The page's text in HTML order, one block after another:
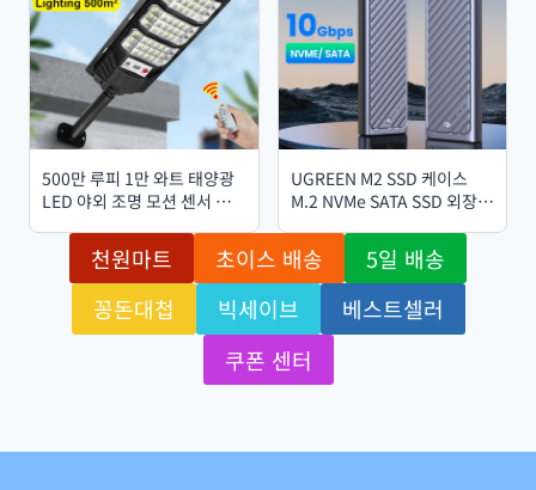
500만 루피 1만 와트 태양광
LED 야외 조명 모션 센서 초
(정원, 거리, 파티오용)
UGREEN M2 SSD 케이스
M.2 NVMe SATA SSD 외장
3.2 Gen2 USB C 외장 케이
스 M 및 B&M 키 지원
천원마트 초이스 배송
5일 배송
꽁돈대첩
빅세이브
베스트셀러
쿠폰 센터